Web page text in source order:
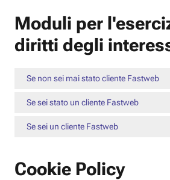
Moduli per
diritti degli
Se non sei mai stato cliente Fastweb
Se sei stato un cliente Fastweb
Se sei un cliente Fastweb
Cookie Policy